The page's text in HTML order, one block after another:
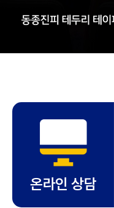
온라인 상담